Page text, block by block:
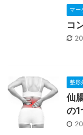
マー
コ
整形
仙
の1